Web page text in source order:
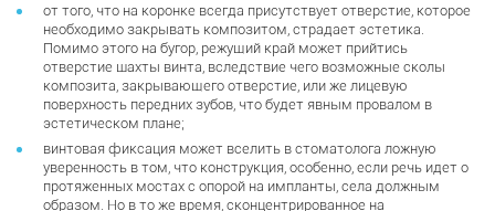
от того, что на коронке всегда присутствует отверстие, которое
необходимо закрывать композитом, страдает эстетика.
Помимо этого на бугор, режущий край может прийтись
отверстие шахты винта, вследствие чего возможные сколы
композита, закрывающего отверстие, или же лицевую
поверхность передних зубов, что будет явным провалом в
эстетическом плане;
винтовая фиксация может вселить в стоматолога ложную
уверенность в том, что конструкция, особенно, если речь идет о
протяженных мостах с опорой на импланты, села должным
образом. Но в то же время, сконцентрированное на